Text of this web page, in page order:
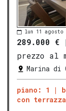
lun 11 agosto
289.000 €
prezzo al
Marina di
piano: 1
con terrazza